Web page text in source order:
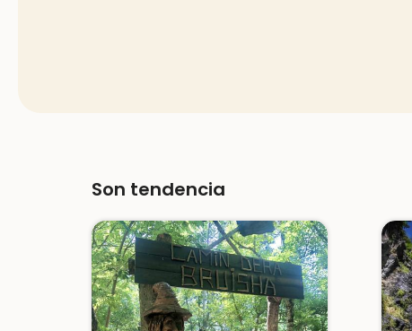
Son tendencia